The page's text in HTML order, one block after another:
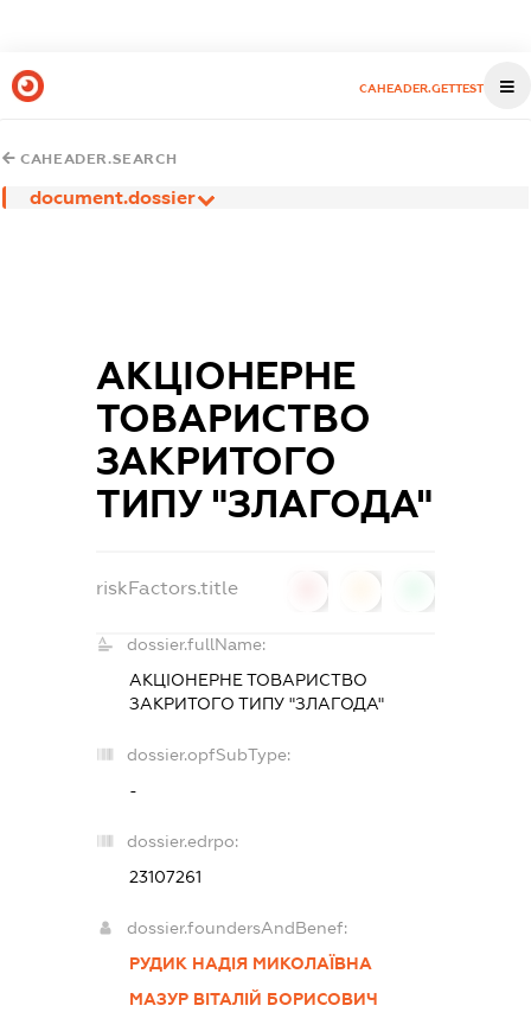
CAHEADER.GETTEST
CAHEADER.SEARCH
document.dossier
АКЦІОНЕРНЕ
ТОВАРИСТВО
ЗАКРИТОГО
ТИПУ "ЗЛАГОДА"
riskFactors.title
dossier.fullName:
АКЦІОНЕРНЕ ТОВАРИСТВО
ЗАКРИТОГО ТИПУ "ЗЛАГОДА"
dossier.opfSubType:
-
dossier.edrpo:
23107261
dossier.foundersAndBenef:
РУДИК НАДІЯ МИКОЛАЇВНА
МАЗУР ВІТАЛІЙ БОРИСОВИЧ